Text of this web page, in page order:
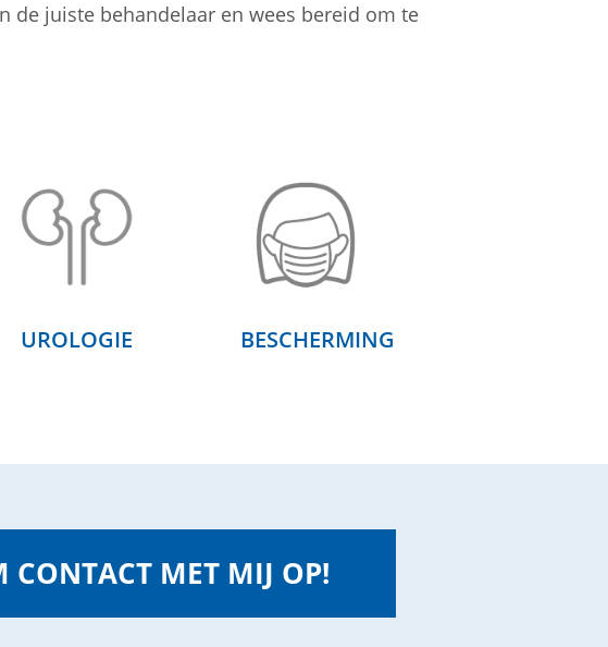
juiste behandelaar en wees bereid om te
UROLOGIE BESCHERMING
CONTACT MET MIJ OP!